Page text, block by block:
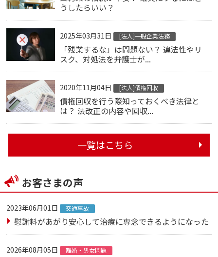
うしたらいい？
2025年03月31日 [法人]一般企業法務
「残業するな」は問題ない？ 違法性やリ
スク、対処法を弁護士が...
2020年11月04日 [法人]債権回収
債権回収を行う際知っておくべき法律と
は？ 法改正の内容や回収...
一覧はこちら
お客さまの声
2023年06月01日 交通事故
慰謝料があがり安心して治療に専念できるようになった
2026年08月05日 離婚・男女問題